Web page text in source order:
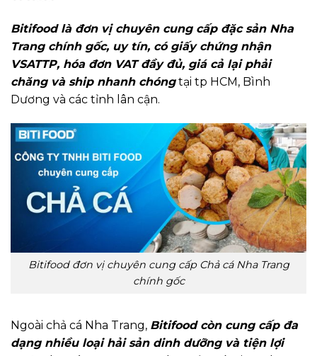
Bitifood là đơn vị chuyên cung cấp đặc sản Nha
Trang chính gốc, uy tín, có giấy chứng nhận
VSATTP, hóa đơn VAT đầy đủ, giá cả lại phải
chăng và ship nhanh chóngtại tp HCM, Bình
Dương và các tỉnh lân cận.
Bitifood đơn vị chuyên cung cấp Chả cá Nha Trang
chính gốc
Ngoài chả cá Nha Trang, Bitifood còn cung cấp đa
dạng nhiều loại hải sản dinh dưỡng và tiện lợi